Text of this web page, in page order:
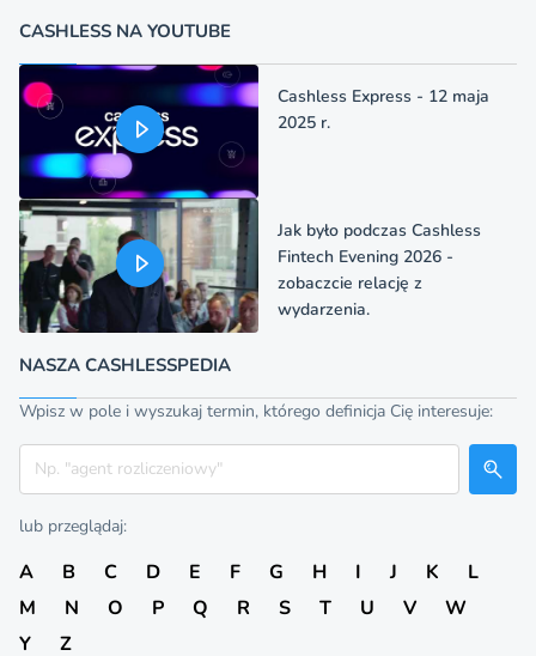
CASHLESS NA YOUTUBE
Cashless Express - 12 maja
2025 r.
Jak było podczas Cashless
Fintech Evening 2026 -
zobaczcie relację z
wydarzenia.
NASZA CASHLESSPEDIA
Wpisz w pole i wyszukaj termin, którego definicja Cię interesuje:
Szukaj
lub przeglądaj:
A B C D E F G H I J K
L
M
N O P Q R S T U V
W
Y
Z